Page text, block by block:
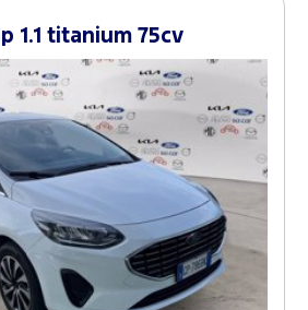
1.1 titanium 75cv